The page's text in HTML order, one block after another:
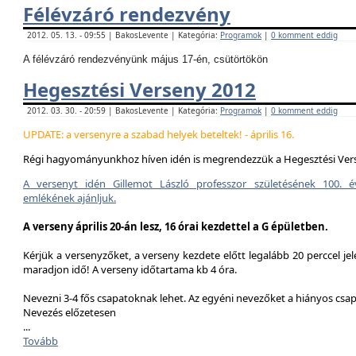
Félévzáró rendezvény
2012. 05. 13. - 09:55 | BakosLevente | Kategória: Programok | 0 komment eddig
A félévzáró rendezvényünk május 17-én, csütörtökön
Hegesztési Verseny 2012
2012. 03. 30. - 20:59 | BakosLevente | Kategória: Programok | 0 komment eddig
UPDATE: a versenyre a szabad helyek beteltek! - április 16.
Régi hagyományunkhoz híven idén is megrendezzük a Hegesztési
A versenyt idén Gillemot László professzor születésének 100.
emlékének ajánljuk.
A verseny április 20-án lesz, 16 órai kezdettel a G épületben.
Kérjük a versenyzőket, a verseny kezdete előtt legalább 20 perccel
maradjon idő! A verseny időtartama kb 4 óra.
Nevezni 3-4 fős csapatoknak lehet. Az egyéni nevezőket a hiányos
Nevezés előzetesen
...
Tovább